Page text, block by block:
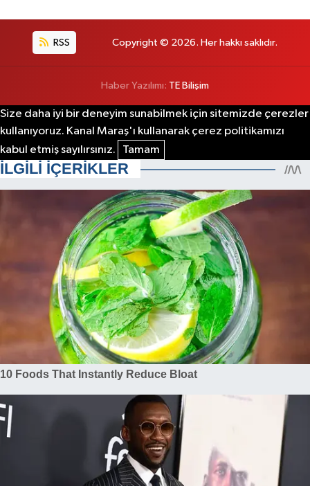
RSS Copyright © 2026. Her hakkı saklıdır.
Haber Yazılımı: TE Bilişim
Size daha iyi bir deneyim sunabilmek için sitemizde çerezler
kullanıyoruz. Kanal Maraş'ı kullanarak çerez politikamızı
kabul etmiş sayılırsınız.
Tamam